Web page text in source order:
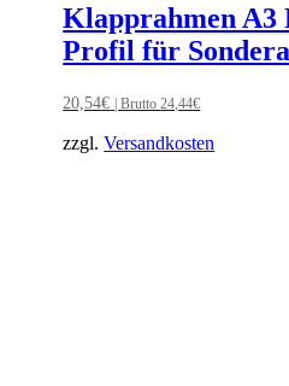
Klapprahmen A3
Profil für
20,54€ | Brutto24,44€
zzgl.Versandkosten